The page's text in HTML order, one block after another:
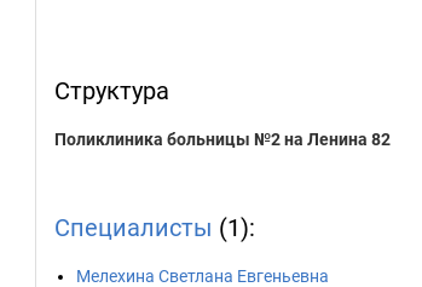
Структура
Поликлиника больницы №2 на Ленина 82
Специалисты (1):
Мелехина Светлана Евгеньевна